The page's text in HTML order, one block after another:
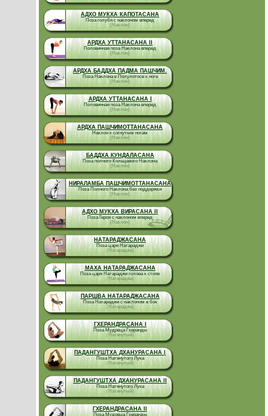
АДХО МУКХА КАПОТАСАНА
Поза голубя с наклоном вперед
(Наклон)
АРДХА УТТАНАСАНА II
Половинная поза Наклона вперед
(Наклон)
АРДХА БАДДХА ПАДМА ПАШЧИМ.
Поза Наклона в Полулотосе к ноге
(Наклон)
АРДХА УТТАНАСАНА I
Половинная поза Наклона вперед
(Наклон)
АРДХА ПАШЧИМОТТАНАСАНА
Наклон к согнутым ногам
(Наклон)
БАДДХА КУНДАЛАСАНА
Поза полного Кольцевого Наклона
(Наклон)
НИРАЛАМБА ПАШЧИМОТТАНАСАНА
Поза Полного Наклона без поддержки
(Наклон)
АДХО МУКХА ВИРАСАНА II
Поза Героя с наклоном вперед
(Наклон)
НАТАРАДЖАСАНА
Поза царя Натараджи
(Натараджа)
МАХА НАТАРАДЖАСАНА
Поза царя Натараджи голова к стопе
(Натараджа)
ПАРШВА НАТАРАДЖАСАНА
Поза Натараджи с наклоном в бок
(Натараджа)
ГХЕРАНДРАСАНА I
Поза Мудреца Гхеранды
(Натянутый)
ПАДАНГУШТХА ДХАНУРАСАНА I
Поза Натянутого Лука
(Натянутый)
ПАДАНГУШТХА ДХАНУРАСАНА II
Поза Натянутого Лука
(Натянутый)
ГХЕРАНДРАСАНА II
Поза Мудреца Гхеранды